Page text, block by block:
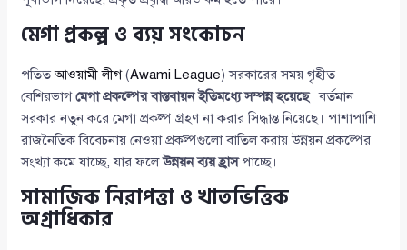
মেগা প্রকল্প ও ব্যয় সংকোচন
পতিতআওয়ামী লীগ(Awami League) সরকারের সময় গৃহীত
বেশিরভাগমেগা প্রকল্পের বাস্তবায়ন ইতিমধ্যে সম্পন্ন হয়েছে। বর্তমান
সরকার নতুন করে মেগা প্রকল্প গ্রহণ না করার সিদ্ধান্ত নিয়েছে। পাশাপাশি
রাজনৈতিক বিবেচনায় নেওয়া প্রকল্পগুলো বাতিল করায় উন্নয়ন প্রকল্পের
সংখ্যা কমে যাচ্ছে, যার ফলেউন্নয়ন ব্যয় হ্রাসপাচ্ছে।
সামাজিক নিরাপত্তা ও খাতভিত্তিক
অগ্রাধিকার